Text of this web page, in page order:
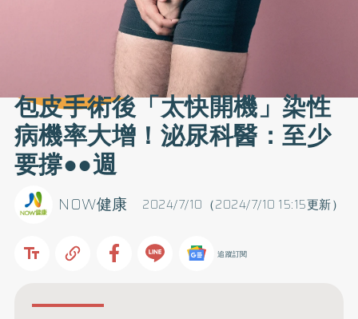
包皮手術後「太快開機」染性
病機率大增！泌尿科醫：至少
要撐●●週
2024/7/10（2024/7/10 15:15更新）
NOW健康
追蹤訂閱